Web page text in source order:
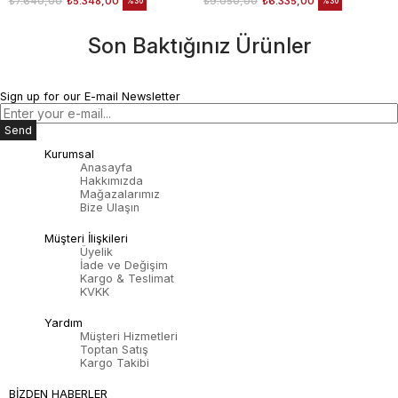
Son Baktığınız Ürünler
Sign up for our E-mail Newsletter
Send
Kurumsal
Anasayfa
Hakkımızda
Mağazalarımız
Bize Ulaşın
Müşteri İlişkileri
Üyelik
İade ve Değişim
Kargo & Teslimat
KVKK
Yardım
Müşteri Hizmetleri
Toptan Satış
Kargo Takibi
BİZDEN HABERLER